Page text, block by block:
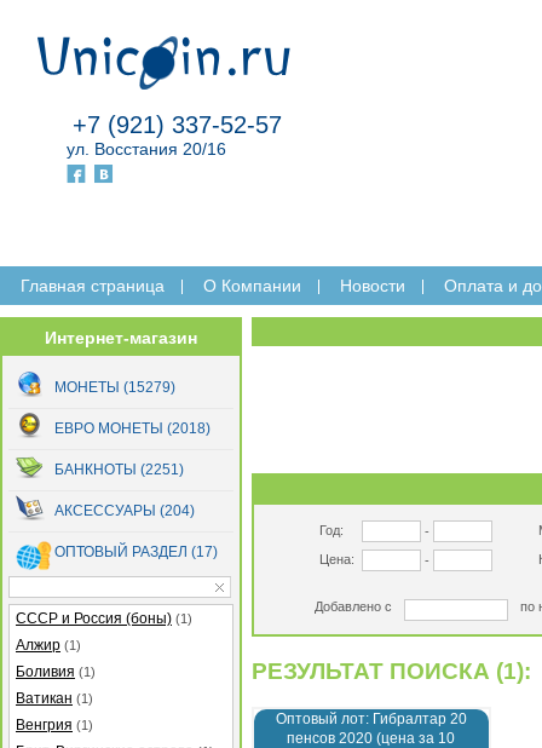
+7 (921) 337-52-57
ул. Восстания 20/16
Главная страница O Компании Новости Оплата и
Интернет-магазин
МОНЕТЫ (15279)
ЕВРО МОНЕТЫ (2018)
БАНКНОТЫ (2251)
АКСЕССУАРЫ (204)
ОПТОВЫЙ РАЗДЕЛ (17)
СССР и Россия (боны) (1)
Алжир (1)
Боливия (1)
Ватикан (1)
Венгрия (1)
Год: -
Цена:
-
Добавлено с по
РЕЗУЛЬТАТ ПОИСКА (1):
Оптовый лот: Гибралтар 20
пенсов 2020 (цена за 10